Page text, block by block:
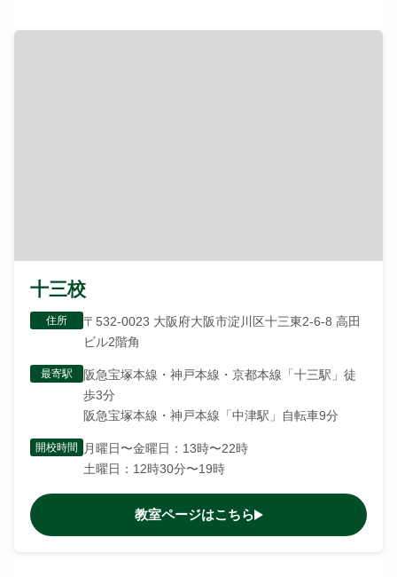
十三校
住所
〒532-0023 大阪府大阪市淀川区十三東2-6-8 高田
ビル2階角
最寄駅
阪急宝塚本線・神戸本線・京都本線「十三駅」徒
歩3分
阪急宝塚本線・神戸本線「中津駅」自転車9分
開校時間
月曜日〜金曜日：13時〜22時
土曜日：12時30分〜19時
教室ページはこちら